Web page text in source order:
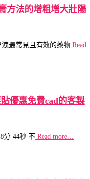
方法的增粗增大壯陽
最常見且有效的藥物 Read
優惠免費cad的客製
分 44秒 不 Read more…